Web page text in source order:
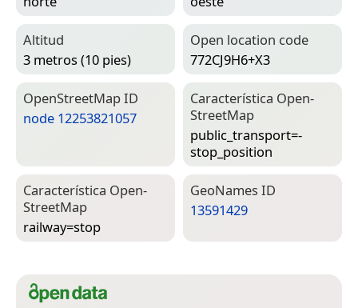
Altitud
3 metros (10 pies)
Open location code
772CJ9H6+X3
Open­Street­Map ID
node 12253821057
Característica Open­
Street­Map
public_transport=­
stop_position
Característica Open­
Street­Map
railway=­stop
Geo­Names ID
13591429